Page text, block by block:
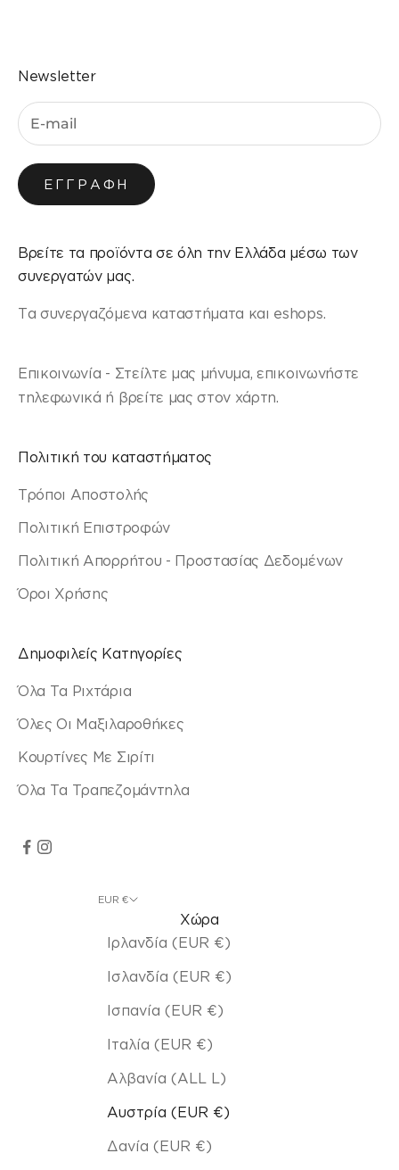
Newsletter
ΕΓΓΡΑΦΉ
Βρείτε τα προϊόντα σε όλη την Ελλάδα μέσω των
συνεργατών μας.
Τα συνεργαζόμενα καταστήματα και eshops.
Επικοινωνία - Στείλτε μας μήνυμα, επικοινωνήστε
τηλεφωνικά ή βρείτε μας στον χάρτη.
Πολιτική του καταστήματος
Τρόποι Αποστολής
Πολιτική Επιστροφών
Πολιτική Απορρήτου - Προστασίας Δεδομένων
Όροι Χρήσης
Δημοφιλείς Κατηγορίες
Όλα Τα Ριχτάρια
Όλες Οι Μαξιλαροθήκες
Κουρτίνες Με Σιρίτι
Όλα Τα Τραπεζομάντηλα
EUR €
Χώρα
Ιρλανδία (EUR €)
Ισλανδία (EUR €)
Ισπανία (EUR €)
Ιταλία (EUR €)
Αλβανία (ALL L)
Αυστρία (EUR €)
Δανία (EUR €)